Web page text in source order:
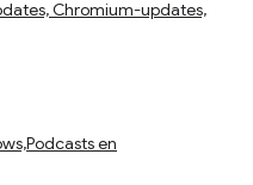
Chromium-updates,
en